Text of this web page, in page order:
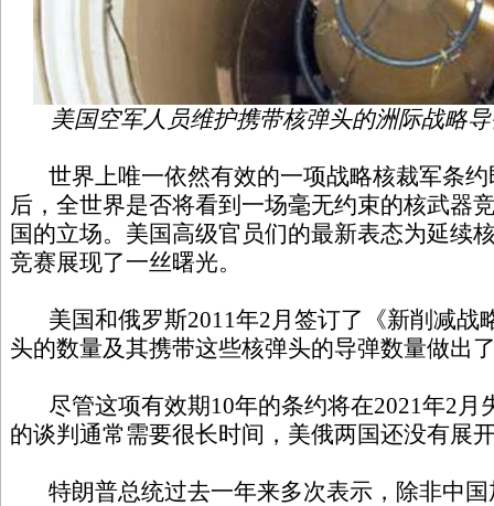
美国空军人员维护携带核弹头的洲际战略
世界上唯一依然有效的一项战略核裁军条约
后，全世界是否将看到一场毫无约束的核武器
国的立场。美国高级官员们的最新表态为延续
竞赛展现了一丝曙光。
美国和俄罗斯2011年2月签订了《新削减战
头的数量及其携带这些核弹头的导弹数量做出
尽管这项有效期10年的条约将在2021年2月
的谈判通常需要很长时间，美俄两国还没有展
特朗普总统过去一年来多次表示，除非中国